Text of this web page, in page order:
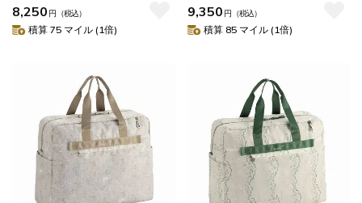
8,250 円 （税込）
積算 75 マイル (1倍)
9,350 円 （税込）
積算 85 マイル (1倍)